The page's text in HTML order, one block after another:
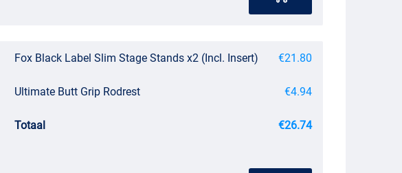
Fox Black Label Slim Stage Stands x2 (Incl. Insert) €21.80
Ultimate Butt Grip Rodrest €4.94
Totaal €26.74